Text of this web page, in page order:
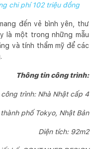
chi phí 102 triệu đồng
đến vẻ bình yên, thư
là một trong những mẫu
và tính thẩm mỹ để các
Thông tin công trình:
công trình: Nhà Nhật cấp 4
phố Tokyo, Nhật Bản
Diện tích: 92m2